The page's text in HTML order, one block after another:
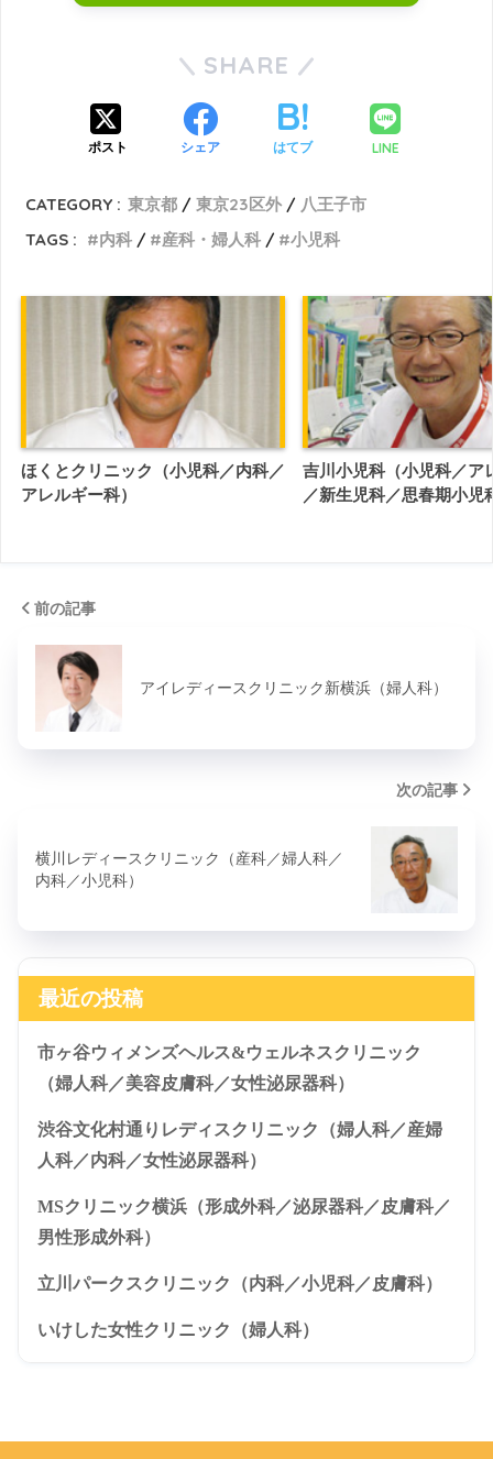
SHARE
ポスト シェア はてブ LINE
CATEGORY : 東京都 東京23区外
八王子市
TAGS :
内科 産科・婦人科 小児科
ほくとクリニック（小児科／内科／
アレルギー科）
吉川小児科（小児科／ア
／新生児科／思春期小児
前の記事
アイレディースクリニック新横浜（婦人科）
次の記事
横川レディースクリニック（産科／婦人科／
内科／小児科）
最近の投稿
市ヶ谷ウィメンズヘルス&ウェルネスクリニック
（婦人科／美容皮膚科／女性泌尿器科）
渋谷文化村通りレディスクリニック（婦人科／産婦
人科／内科／女性泌尿器科）
MSクリニック横浜（形成外科／泌尿器科／皮膚科／
男性形成外科）
立川パークスクリニック（内科／小児科／皮膚科）
いけした女性クリニック（婦人科）